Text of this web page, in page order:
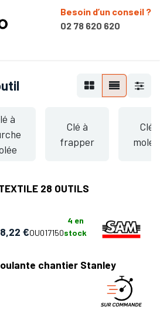
Besoin d’un conseil ?
02 78 620 620
à
Clé à
frapper
Clé
28 OUTILS
€OU017150
4 en
stock
chantier Stanley